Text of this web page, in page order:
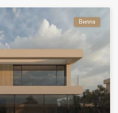
Вилла